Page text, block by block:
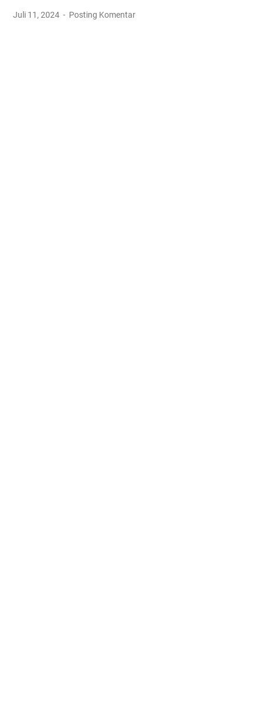
Juli 11, 2024 Posting Komentar